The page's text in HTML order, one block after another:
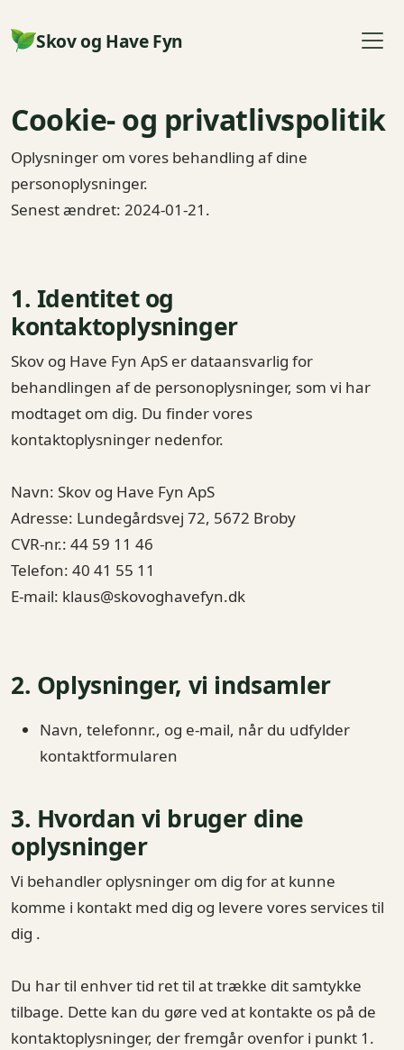
Skov og Have Fyn
Cookie- og privatlivspolitik
Oplysninger om vores behandling af dine
personoplysninger.
Senest ændret: 2024-01-21.
1. Identitet og
kontaktoplysninger
Skov og Have Fyn ApS er dataansvarlig for
behandlingen af de personoplysninger, som vi har
modtaget om dig. Du finder vores
kontaktoplysninger nedenfor.
Navn: Skov og Have Fyn ApS
Adresse: Lundegårdsvej 72, 5672 Broby
CVR-nr.: 44 59 11 46
Telefon: 40 41 55 11
E-mail: klaus@skovoghavefyn.dk
2. Oplysninger, vi indsamler
Navn, telefonnr., og e-mail, når du udfylder
kontaktformularen
3. Hvordan vi bruger dine
oplysninger
Vi behandler oplysninger om dig for at kunne
komme i kontakt med dig og levere vores services til
dig .
Du har til enhver tid ret til at trække dit samtykke
tilbage. Dette kan du gøre ved at kontakte os på de
kontaktoplysninger, der fremgår ovenfor i punkt 1.